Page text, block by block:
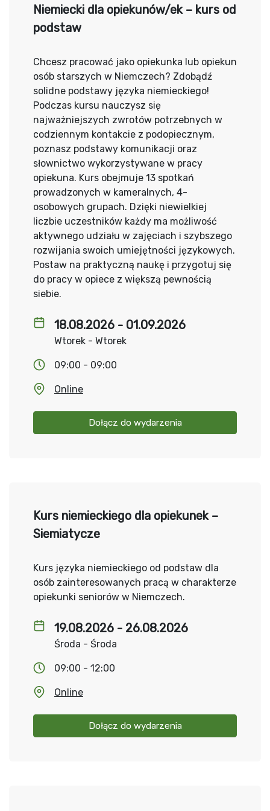
18.08.2026 - 01.09.2026
Wtorek - Wtorek
09:00 - 09:00
Online
Dołącz do wydarzenia
Niemiecki dla opiekunów/ek – kurs od
podstaw
Chcesz pracować jako opiekunka lub opiekun
osób starszych w Niemczech? Zdobądź
solidne podstawy języka niemieckiego!
Podczas kursu nauczysz się
najważniejszych zwrotów potrzebnych w
codziennym kontakcie z podopiecznym,
poznasz podstawy komunikacji oraz
słownictwo wykorzystywane w pracy
opiekuna. Kurs obejmuje 13 spotkań
prowadzonych w kameralnych, 4-
osobowych grupach. Dzięki niewielkiej
liczbie uczestników każdy ma możliwość
aktywnego udziału w zajęciach i szybszego
rozwijania swoich umiejętności językowych.
Postaw na praktyczną naukę i przygotuj się
do pracy w opiece z większą pewnością
siebie.
19.08.2026 - 26.08.2026
Środa - Środa
09:00 - 12:00
Online
Dołącz do wydarzenia
Kurs niemieckiego dla opiekunek –
Siemiatycze
Kurs języka niemieckiego od podstaw dla
osób zainteresowanych pracą w charakterze
opiekunki seniorów w Niemczech.